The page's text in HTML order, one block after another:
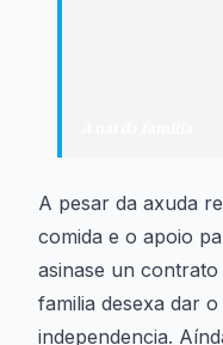
A pesar da axuda
comida e o apoio
asinase un
familia desexa dar
independencia.